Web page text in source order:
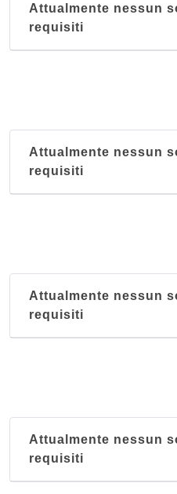
Attualmente nessun
requisiti
Attualmente nessun
requisiti
Attualmente nessun
requisiti
Attualmente nessun
requisiti